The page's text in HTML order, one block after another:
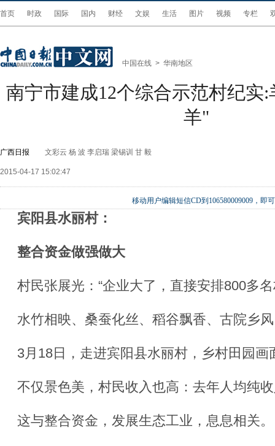
首页 时政 国际 国内 财经 文娱 生活 图片 视频 专栏
中国在线 > 华南地区
南宁市建成12个综合示范村纪实
羊"
广西日报 文彩云 杨 波 李启瑞 梁锡训 甘 毅
2015-04-17 15:02:47
移动用户编辑短信CD到106580009009，即
宾阳县水丽村：
整合资金做强做大
村民张展光：“企业大了，直接安排800多
水竹相映、桑蚕化丝、稻谷飘香、古院乡
3月18日，走进宾阳县水丽村，乡村田园画
不仅景色美，村民收入也高：去年人均纯
这与整合资金，发展生态工业，息息相关。